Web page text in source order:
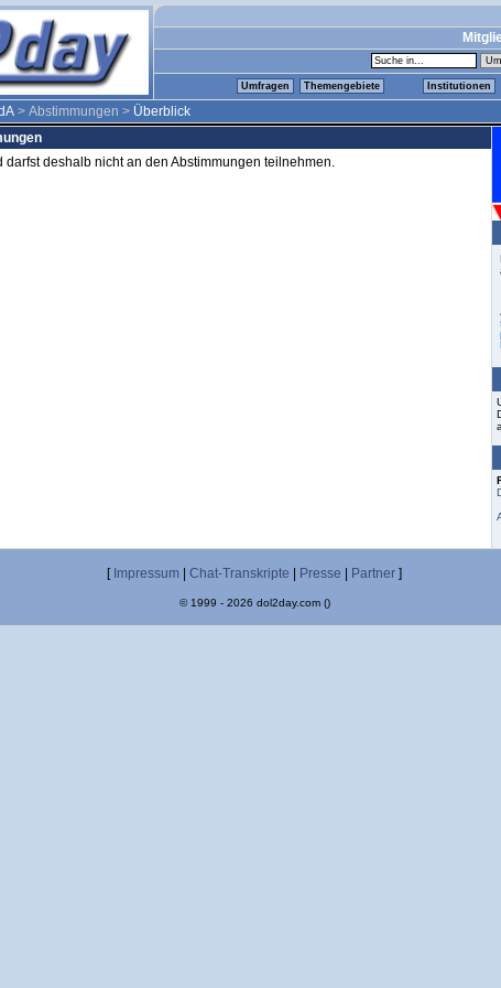
Umfragen Themengebiete Institutionen
> Abstimmungen > Überblick
darfst deshalb nicht an den Abstimmungen teilnehmen.
[ Impressum Chat-Transkripte Presse Partner ]
© 1999 - 2026 dol2day.com ()